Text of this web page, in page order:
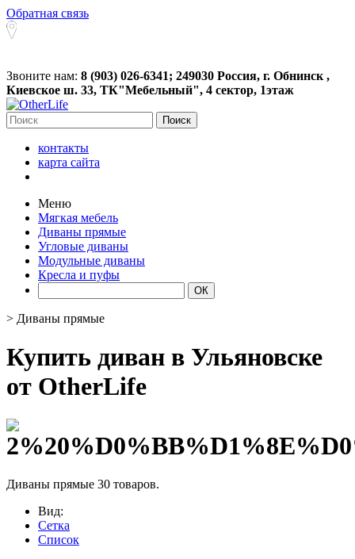
Обратная связь
Звоните нам: 8 (903) 026-6341; 249030 Россия, г. Обнинск ,
Киевское ш. 33, ТК"Мебельный", 4 сектор, 1этаж
Поиск
контакты
карта сайта
Меню
Мягкая мебель
Диваны прямые
Угловые диваны
Модульные диваны
Кресла и пуфы
> Диваны прямые
Купить диван в Ульяновске
от OtherLife
Диваны прямые 30 товаров.
Вид:
Сетка
Список